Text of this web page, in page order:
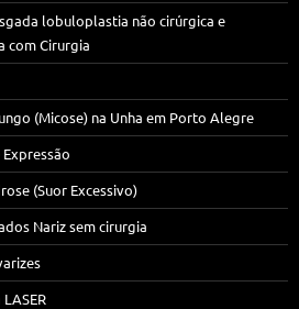
lobuloplastia não cirúrgica e
com Cirurgia
(Micose) na Unha em Porto Alegre
(Suor Excessivo)
Nariz sem cirurgia